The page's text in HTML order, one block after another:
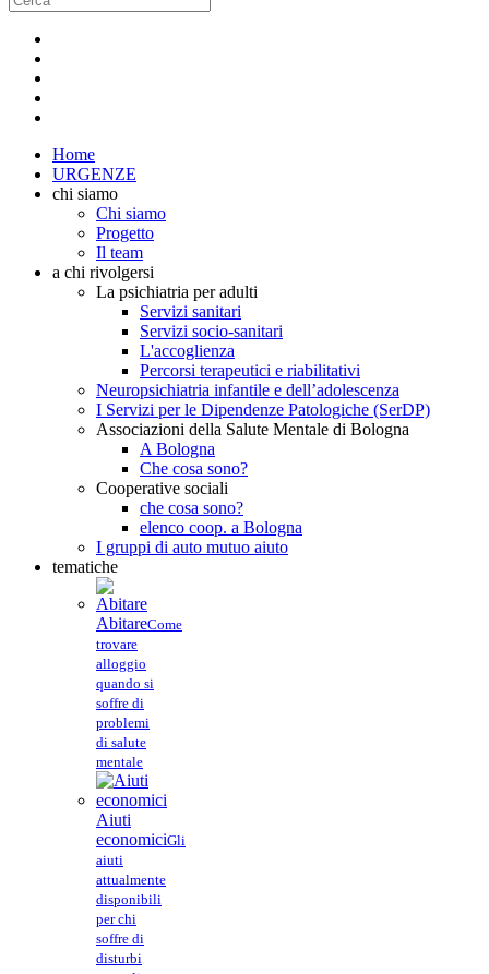
Home
URGENZE
chi siamo
Chi siamo
Progetto
Il team
a chi rivolgersi
La psichiatria per adulti
Servizi sanitari
Servizi socio-sanitari
L'accoglienza
Percorsi terapeutici e riabilitativi
Neuropsichiatria infantile e dell’adolescenza
I Servizi per le Dipendenze Patologiche (SerDP)
Associazioni della Salute Mentale di Bologna
A Bologna
Che cosa sono?
Cooperative sociali
che cosa sono?
elenco coop. a Bologna
I gruppi di auto mutuo aiuto
tematiche
AbitareCome
trovare
alloggio
quando si
soffre di
problemi
di salute
mentale
Aiuti
economiciGli
aiuti
attualmente
disponibili
per chi
soffre di
disturbi